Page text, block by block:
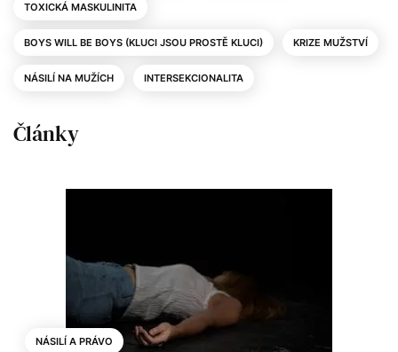
TOXICKÁ MASKULINITA
BOYS WILL BE BOYS (KLUCI JSOU PROSTĚ KLUCI) KRIZE MUŽSTVÍ
NÁSILÍ NA MUŽÍCH INTERSEKCIONALITA
Články
NÁSILÍ A PRÁVO